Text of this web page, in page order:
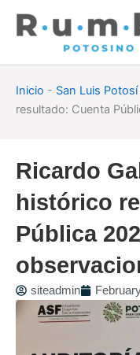
Inicio - San Luis Potosí
resultado: Cuenta
Ricardo
histórico
Pública
siteadmin